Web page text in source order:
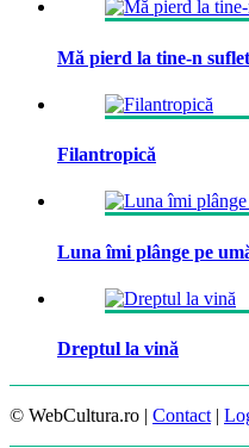
Mă pierd la tine-n suflet
Filantropică
Luna îmi plânge pe
Dreptul la vină
© WebCultura.ro | Contact|